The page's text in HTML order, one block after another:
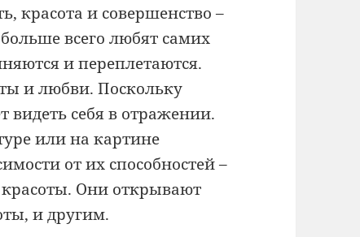
красота и совершенство –
всего любят самих
и переплетаются.
и любви. Поскольку
видеть себя в отражении.
или на картине
от их способностей –
красоты. Они открывают
и другим.